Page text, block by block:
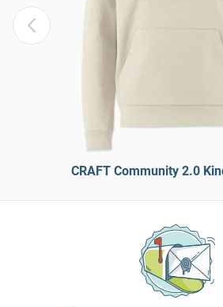
CRAFT Community 2.0